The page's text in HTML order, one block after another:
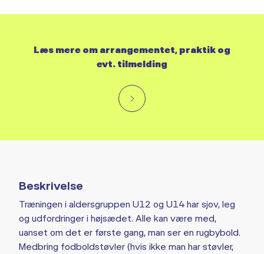
Beskrivelse
Træningen i aldersgruppen U12 og U14 har sjov, leg
og udfordringer i højsædet. Alle kan være med,
uanset om det er første gang, man ser en rugbybold.
Medbring fodboldstøvler (hvis ikke man har støvler,
Læs mere om arrangementet, praktik og
evt. tilmelding